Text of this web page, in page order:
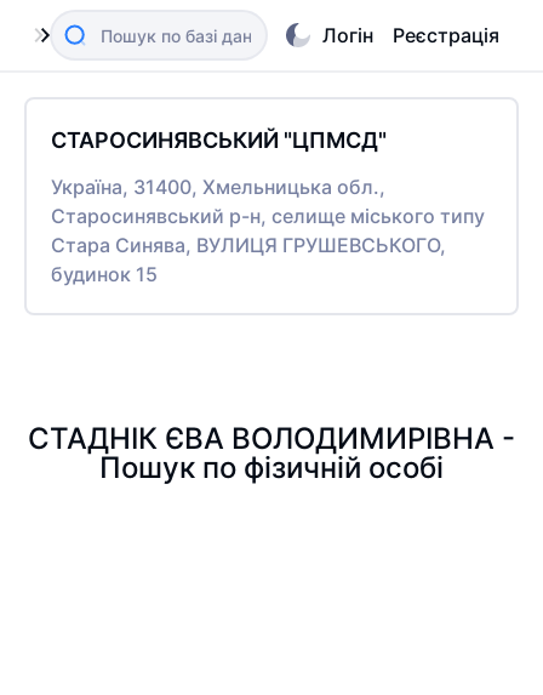
Логін Реєстрація
СТАРОСИНЯВСЬКИЙ "ЦПМСД"
Україна, 31400, Хмельницька обл.,
Старосинявський р-н, селище міського типу
Стара Синява, ВУЛИЦЯ ГРУШЕВСЬКОГО,
будинок 15
СТАДНІК ЄВА ВОЛОДИМИРІВНА -
Пошук по фізичній особі